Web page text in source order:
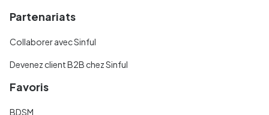
Partenariats
Collaborer avec Sinful
Devenez client B2B chez Sinful
Favoris
BDSM